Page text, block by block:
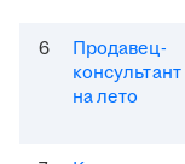
6
Продавец-
консультант
на лето